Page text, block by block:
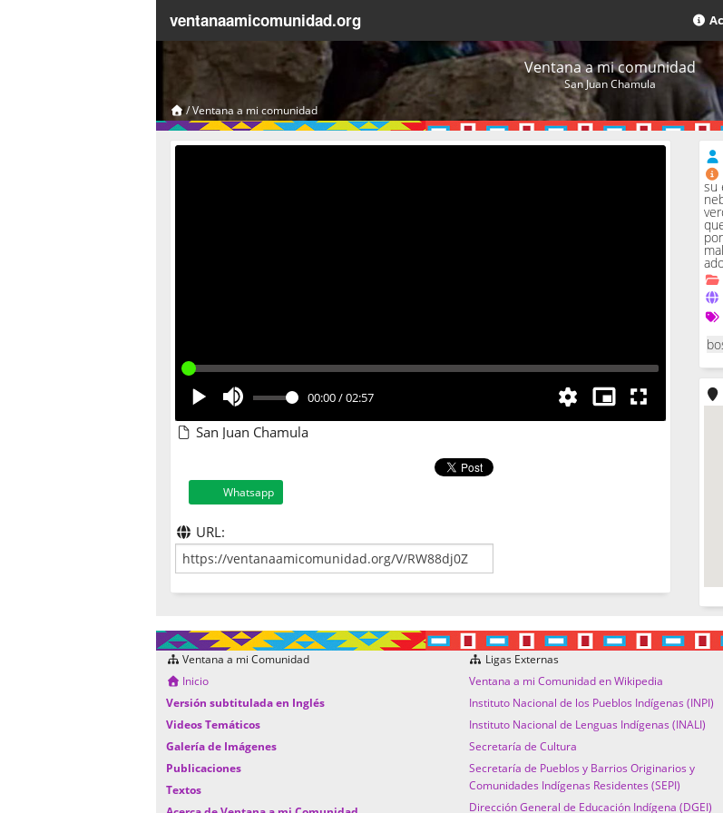
ventanaamicomunidad.org
Ventana a mi comunidad
San Juan Chamula
/Ventana a mi comunidad
00:00/02:57
San Juan Chamula
Whatsapp
URL:
su
Ventana a mi Comunidad
Inicio
Versión subtitulada en Inglés
Videos Temáticos
Galería de Imágenes
Publicaciones
Textos
Ligas Externas
Ventana a mi Comunidad en Wikipedia
Instituto Nacional de los Pueblos Indígenas (INPI)
Instituto Nacional de Lenguas Indígenas (INALI)
Secretaría de Cultura
Secretaría de Pueblos y Barrios Originarios y
Comunidades Indígenas Residentes (SEPI)
Dirección General de Educación Indígena (DGEI)